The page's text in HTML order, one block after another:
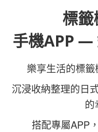
標
手機APP —
樂享生活的標
沉浸收納整理的日
的
搭配專屬APP